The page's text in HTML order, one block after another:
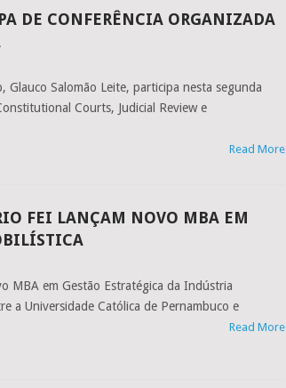
DE CONFERÊNCIA ORGANIZADA
Salomão Leite, participa nesta segunda
Courts, Judicial Review e
Read More
FEI LANÇAM NOVO MBA EM
MBA em Gestão Estratégica da Indústria
a Universidade Católica de Pernambuco e
Read More